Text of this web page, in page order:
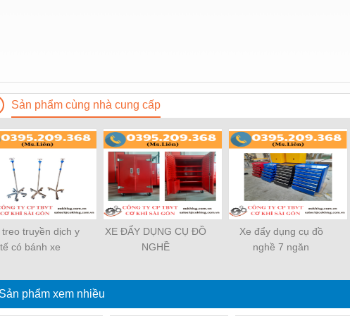
Sản phẩm cùng nhà cung cấp
treo truyền dịch y
tế có bánh xe
XE ĐẨY DỤNG CỤ ĐỒ
NGHỀ
Xe đẩy dụng cụ đồ
nghề 7 ngăn
Sản phẩm xem nhiều